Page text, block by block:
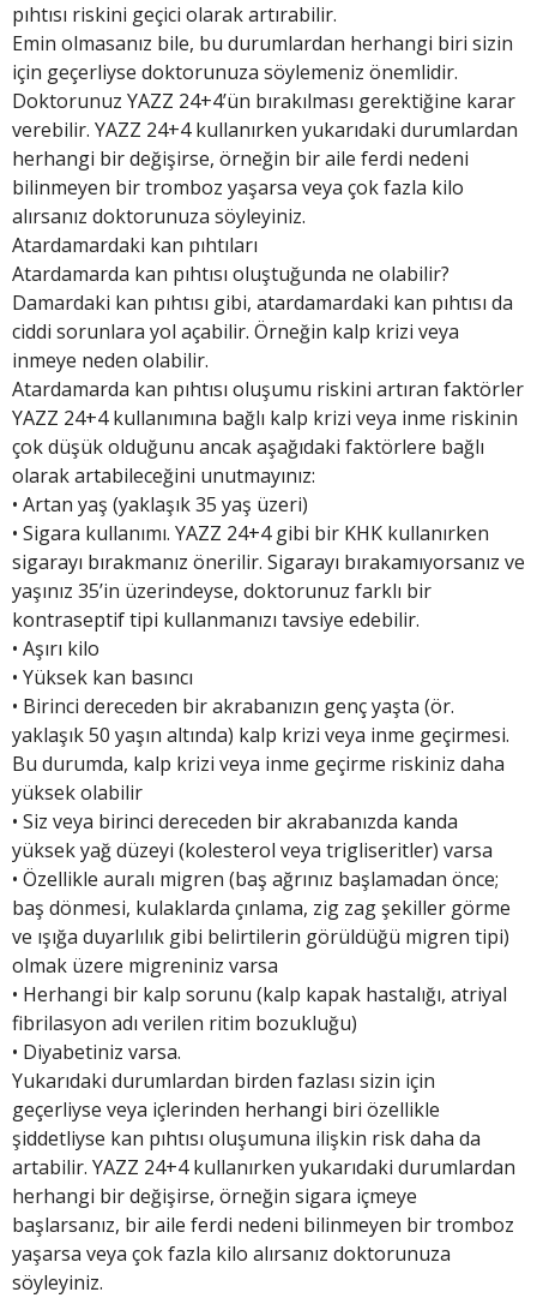
pıhtısı riskini geçici olarak artırabilir.
Emin olmasanız bile, bu durumlardan herhangi biri sizin
için geçerliyse doktorunuza söylemeniz önemlidir.
Doktorunuz YAZZ 24+4’ün bırakılması gerektiğine karar
verebilir. YAZZ 24+4 kullanırken yukarıdaki durumlardan
herhangi bir değişirse, örneğin bir aile ferdi nedeni
bilinmeyen bir tromboz yaşarsa veya çok fazla kilo
alırsanız doktorunuza söyleyiniz.
Atardamardaki kan pıhtıları
Atardamarda kan pıhtısı oluştuğunda ne olabilir?
Damardaki kan pıhtısı gibi, atardamardaki kan pıhtısı da
ciddi sorunlara yol açabilir. Örneğin kalp krizi veya
inmeye neden olabilir.
Atardamarda kan pıhtısı oluşumu riskini artıran faktörler
YAZZ 24+4 kullanımına bağlı kalp krizi veya inme riskinin
çok düşük olduğunu ancak aşağıdaki faktörlere bağlı
olarak artabileceğini unutmayınız:
• Artan yaş (yaklaşık 35 yaş üzeri)
• Sigara kullanımı. YAZZ 24+4 gibi bir KHK kullanırken
sigarayı bırakmanız önerilir. Sigarayı bırakamıyorsanız ve
yaşınız 35’in üzerindeyse, doktorunuz farklı bir
kontraseptif tipi kullanmanızı tavsiye edebilir.
• Aşırı kilo
• Yüksek kan basıncı
• Birinci dereceden bir akrabanızın genç yaşta (ör.
yaklaşık 50 yaşın altında) kalp krizi veya inme geçirmesi.
Bu durumda, kalp krizi veya inme geçirme riskiniz daha
yüksek olabilir
• Siz veya birinci dereceden bir akrabanızda kanda
yüksek yağ düzeyi (kolesterol veya trigliseritler) varsa
• Özellikle auralı migren (baş ağrınız başlamadan önce;
baş dönmesi, kulaklarda çınlama, zig zag şekiller görme
ve ışığa duyarlılık gibi belirtilerin görüldüğü migren tipi)
olmak üzere migreniniz varsa
• Herhangi bir kalp sorunu (kalp kapak hastalığı, atriyal
fibrilasyon adı verilen ritim bozukluğu)
• Diyabetiniz varsa.
Yukarıdaki durumlardan birden fazlası sizin için
geçerliyse veya içlerinden herhangi biri özellikle
şiddetliyse kan pıhtısı oluşumuna ilişkin risk daha da
artabilir. YAZZ 24+4 kullanırken yukarıdaki durumlardan
herhangi bir değişirse, örneğin sigara içmeye
başlarsanız, bir aile ferdi nedeni bilinmeyen bir tromboz
yaşarsa veya çok fazla kilo alırsanız doktorunuza
söyleyiniz.